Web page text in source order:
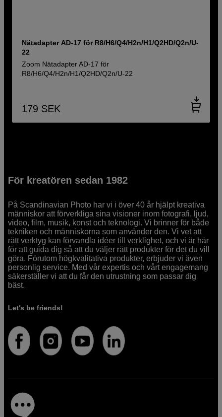
Nätadapter AD-17 för R8/H6/Q4/H2n/H1/Q2HD/Q2n/U-
22
Zoom Nätadapter AD-17 för
R8/H6/Q4/H2n/H1/Q2HD/Q2n/U-22
179 SEK
För kreatören sedan 1982
På Scandinavian Photo har vi i över 40 år hjälpt kreativa
människor att förverkliga sina visioner inom fotografi, ljud,
video, film, musik, konst och teknologi. Vi brinner för både
tekniken och människorna som använder den. Vi vet att
rätt verktyg kan förvandla idéer till verklighet, och vi är här
för att guida dig så att du väljer rätt produkter för det du vill
göra. Förutom högkvalitativa produkter, erbjuder vi även
personlig service. Med vår expertis och vårt engagemang
säkerställer vi att du får den utrustning som passar dig
bäst.
Let's be friends!